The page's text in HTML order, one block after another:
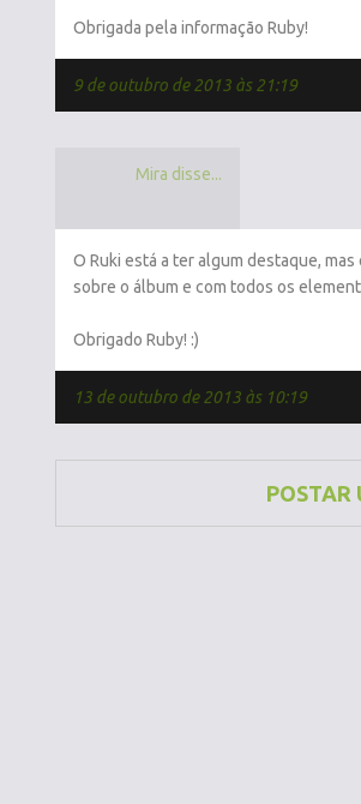
Obrigada pela informação Ruby!
9 de outubro de 2013 às 21:19
Mira disse...
O Ruki está a ter algum destaque,
sobre o álbum e com todos os
Obrigado Ruby! :)
13 de outubro de 2013 às 10:19
POSTAR